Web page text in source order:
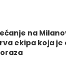
na
ekipa koja